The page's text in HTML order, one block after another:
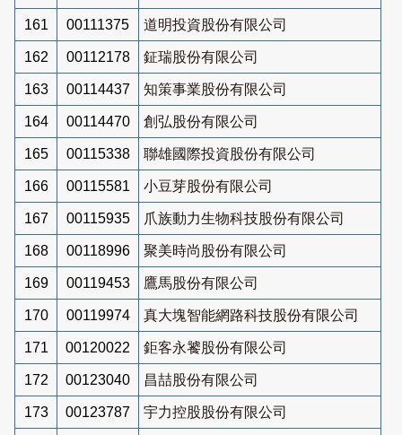
161 00111375 道明投資股份有限公司
162 00112178 鉦瑞股份有限公司
163 00114437 知策事業股份有限公司
164 00114470 創弘股份有限公司
165 00115338 聯雄國際投資股份有限公司
166 00115581 小豆芽股份有限公司
167 00115935 爪族動力生物科技股份有限公司
168 00118996 聚美時尚股份有限公司
169 00119453 鷹馬股份有限公司
170 00119974 真大塊智能網路科技股份有限公司
171 00120022 鉅客永饕股份有限公司
172 00123040 昌喆股份有限公司
173 00123787 宇力控股股份有限公司